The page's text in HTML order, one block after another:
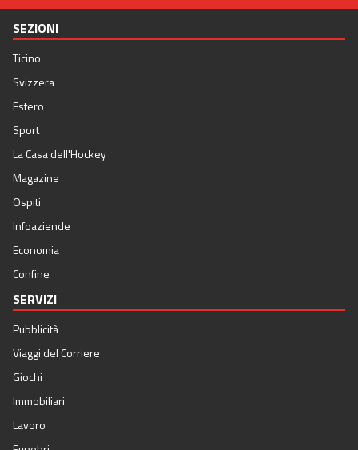
SEZIONI
Ticino
Svizzera
Estero
Sport
La Casa dell'Hockey
Magazine
Ospiti
Infoaziende
Economia
Confine
SERVIZI
Pubblicità
Viaggi del Corriere
Giochi
Immobiliari
Lavoro